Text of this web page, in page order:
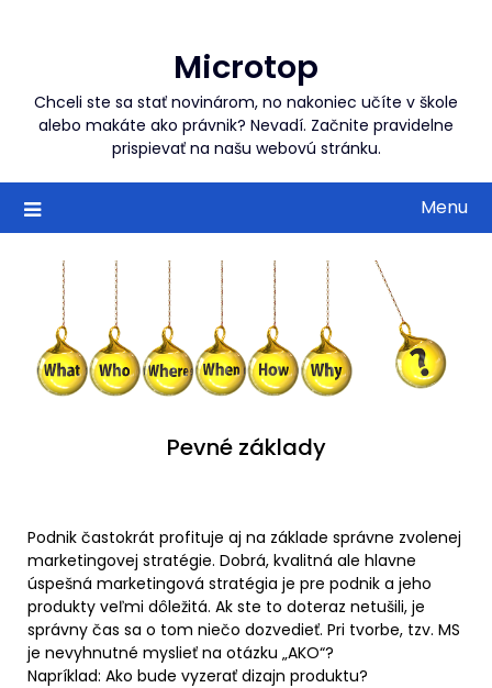
Microtop
Chceli ste sa stať novinárom, no nakoniec učíte v škole
alebo makáte ako právnik? Nevadí. Začnite pravidelne
prispievať na našu webovú stránku.
Menu
Pevné základy
Podnik častokrát profituje aj na základe správne zvolenej
marketingovej stratégie. Dobrá, kvalitná ale hlavne
úspešná marketingová stratégia je pre podnik a jeho
produkty veľmi dôležitá. Ak ste to doteraz netušili, je
správny čas sa o tom niečo dozvedieť. Pri tvorbe, tzv. MS
je nevyhnutné myslieť na otázku „AKO“?
Napríklad: Ako bude vyzerať dizajn produktu?